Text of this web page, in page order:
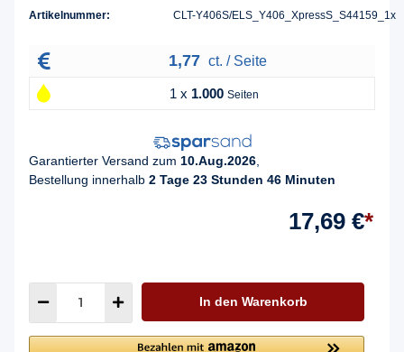
Artikelnummer: CLT-Y406S/ELS_Y406_XpressS_S44159_1x
1,77 ct. / Seite
1 x 1.000 Seiten
Garantierter Versand zum 10.Aug.2026
Bestellung innerhalb 2 Tage 23 Stunden 46 Minuten
17,69 €*
In den Warenkorb